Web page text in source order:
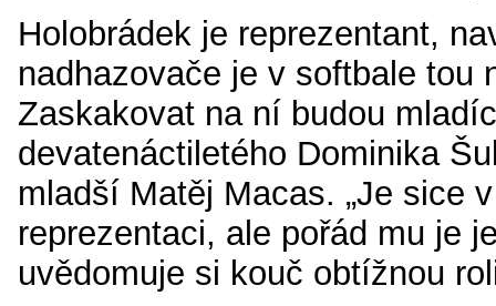
Holobrádek je reprezentant,
nadhazovače je v softbale tou
Zaskakovat na ní budou
devatenáctiletého Dominika
mladší Matěj Macas. „Je sice
reprezentaci, ale pořád mu je
uvědomuje si kouč obtížnou